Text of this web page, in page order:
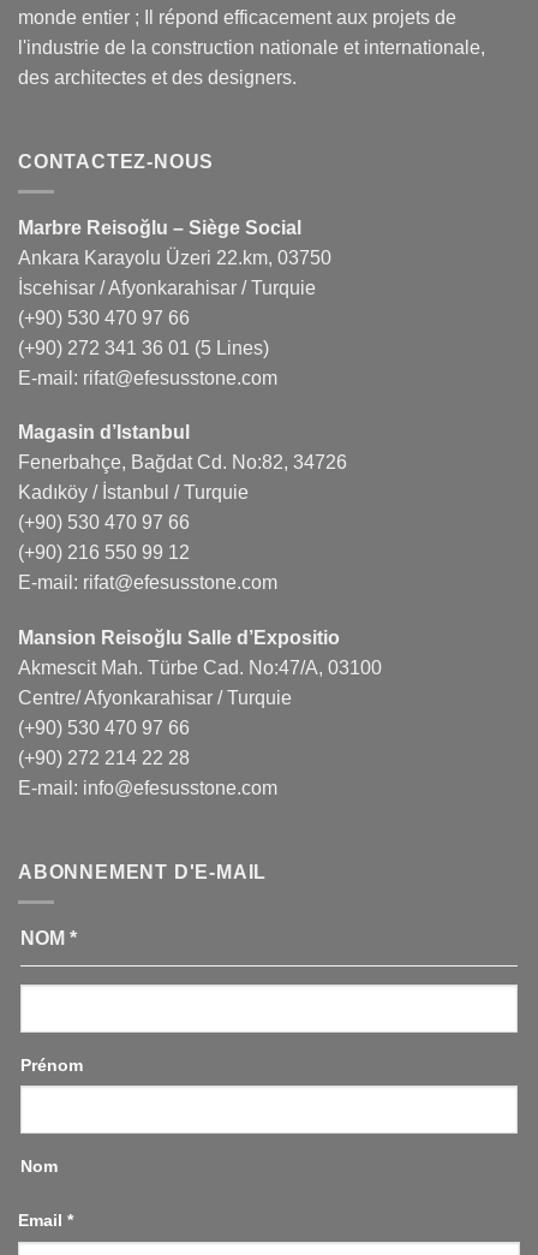
monde entier ; Il répond efficacement aux projets de
l'industrie de la construction nationale et internationale,
des architectes et des designers.
CONTACTEZ-NOUS
Marbre Reisoğlu – Siège Social
Ankara Karayolu Üzeri 22.km, 03750
İscehisar / Afyonkarahisar / Turquie
(+90) 530 470 97 66
(+90) 272 341 36 01 (5 Lines)
E-mail: rifat@efesusstone.com
Magasin d’Istanbul
Fenerbahçe, Bağdat Cd. No:82, 34726
Kadıköy / İstanbul / Turquie
(+90) 530 470 97 66
(+90) 216 550 99 12
E-mail: rifat@efesusstone.com
Mansion Reisoğlu Salle d’Expositio
Akmescit Mah. Türbe Cad. No:47/A, 03100
Centre/ Afyonkarahisar / Turquie
(+90) 530 470 97 66
(+90) 272 214 22 28
E-mail: info@efesusstone.com
ABONNEMENT D'E-MAIL
NOM *
Prénom
Nom
Email *